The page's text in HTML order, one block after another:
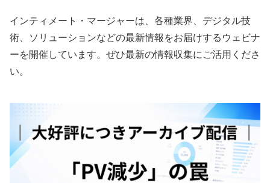
インティメート・マージャーは、各種業界、デジタル技
術、ソリューションなどの最新情報をお届けするウェビナ
ーを開催しています。ぜひ最新の情報収集にご活用くださ
い。